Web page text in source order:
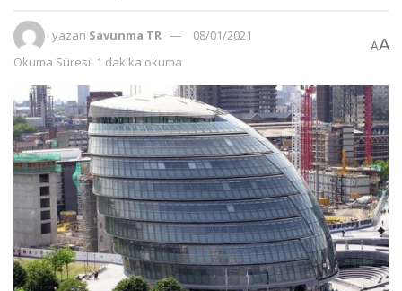
yazan Savunma TR
08/01/2021
Okuma Süresi: 1 dakika okuma
AA